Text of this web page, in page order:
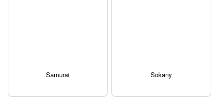
Samurai Sokany